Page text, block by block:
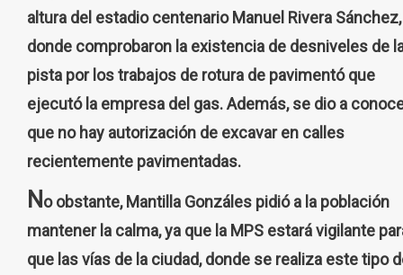
altura del estadio centenario Manuel Rivera Sánchez,
donde comprobaron la existencia de desniveles de
pista por los trabajos de rotura de pavimentó que
ejecutó la empresa del gas. Además, se dio a
que no hay autorización de excavar en calles
recientemente pavimentadas.
N o obstante, Mantilla Gonzáles pidió a la población
mantener la calma, ya que la MPS estará vigilante
que las vías de la ciudad, donde se realiza este tipo